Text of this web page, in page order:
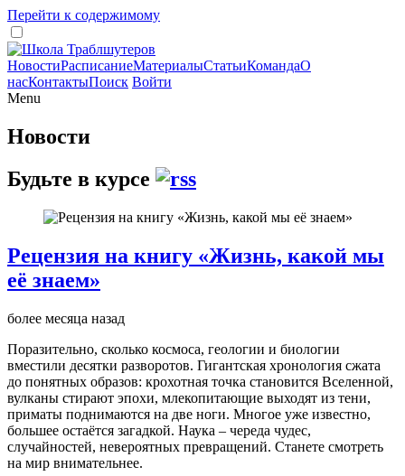
Перейти к содержимому
НовостиРасписаниеМатериалыСтатьиКомандаО
насКонтактыПоиск Войти
Menu
Новости
Будьте в курсе
Рецензия на книгу «Жизнь, какой мы
её знаем»
более месяца назад
Поразительно, сколько космоса, геологии и биологии
вместили десятки разворотов. Гигантская хронология сжата
до понятных образов: крохотная точка становится Вселенной,
вулканы стирают эпохи, млекопитающие выходят из тени,
приматы поднимаются на две ноги. Многое уже известно,
большее остаётся загадкой. Наука – череда чудес,
случайностей, невероятных превращений. Станете смотреть
на мир внимательнее.